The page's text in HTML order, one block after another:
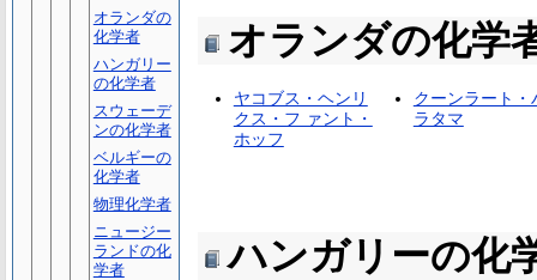
オランダの化学
ヤコブス・ヘンリ
クス・フ ァント・
ホッフ
クーンラート・
ラタマ
ハンガリーの化
オランダの
化学者
ハンガリー
の化学者
スウェーデ
ンの化学者
ベルギーの
化学者
物理化学者
ニュージー
ランドの化
学者